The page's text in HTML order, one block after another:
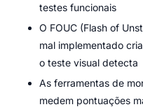
testes funcionais
O FOUC (Flash of
mal implementado
o teste visual detecta
As ferramentas de
medem pontuações